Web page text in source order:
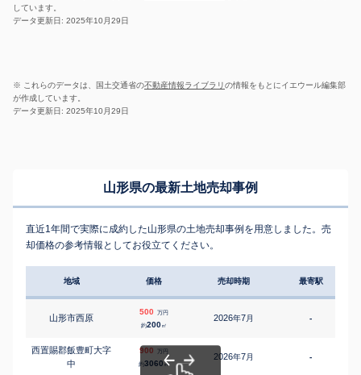
しています。
データ更新日: 2025年10月29日
※ これらのデータは、国土交通省の不動産情報ライブラリの情報をもとにイエウール編集部
が作成しています。
データ更新日: 2025年10月29日
山形県の最新土地売却事例
直近1年間で実際に成約した山形県の土地売却事例を用意しました。売
却価格の参考情報としてお役立てください。
地域 価格 売却時期 最寄駅
山形市西原
500 万円
約200㎡
2026年7月 -
西置賜郡飯豊町大字
中
900 万円
約3060 ㎡
2026年7月 -